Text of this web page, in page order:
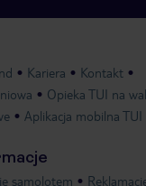
Kariera
Kontakt
Opieka TUI na
Aplikacja mobilna TUI
samolotem